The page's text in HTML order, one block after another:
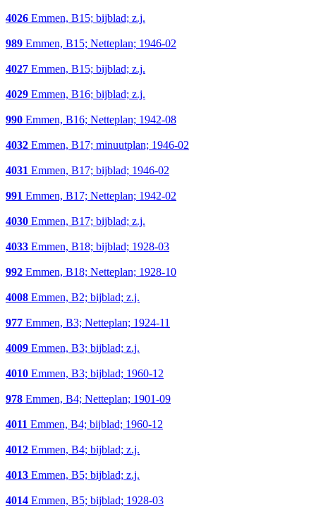
4026 Emmen, B15; bijblad; z.j.
989 Emmen, B15; Netteplan; 1946-02
4027 Emmen, B15; bijblad; z.j.
4029 Emmen, B16; bijblad; z.j.
990 Emmen, B16; Netteplan; 1942-08
4032 Emmen, B17; minuutplan; 1946-02
4031 Emmen, B17; bijblad; 1946-02
991 Emmen, B17; Netteplan; 1942-02
4030 Emmen, B17; bijblad; z.j.
4033 Emmen, B18; bijblad; 1928-03
992 Emmen, B18; Netteplan; 1928-10
4008 Emmen, B2; bijblad; z.j.
977 Emmen, B3; Netteplan; 1924-11
4009 Emmen, B3; bijblad; z.j.
4010 Emmen, B3; bijblad; 1960-12
978 Emmen, B4; Netteplan; 1901-09
4011 Emmen, B4; bijblad; 1960-12
4012 Emmen, B4; bijblad; z.j.
4013 Emmen, B5; bijblad; z.j.
4014 Emmen, B5; bijblad; 1928-03